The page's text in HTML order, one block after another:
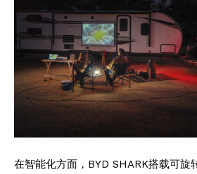
在智能化方面，BYD SHARK搭载可旋